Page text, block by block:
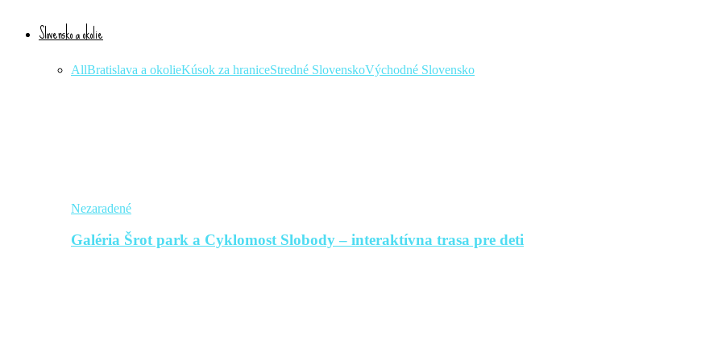
Slovensko a okolie
AllBratislava a okolieKúsok za hraniceStredné SlovenskoVýchodné Slovensko
Nezaradené
Galéria Šrot park a Cyklomost Slobody – interaktívna trasa pre deti